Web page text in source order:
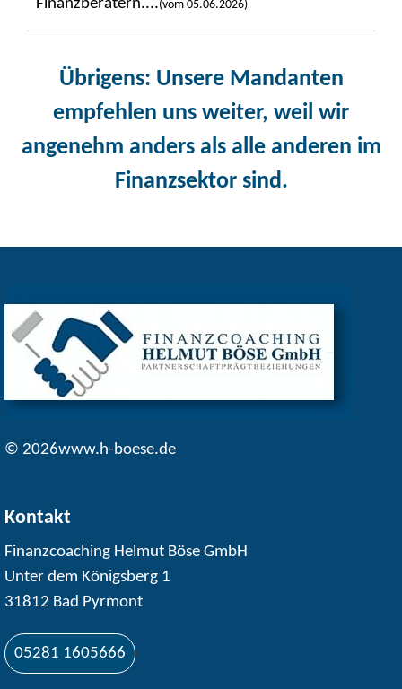
Finanzberatern....(vom 05.06.2026)
Übrigens: Unsere Mandanten
empfehlen uns weiter, weil wir
angenehm anders als alle anderen im
Finanzsektor sind.
© 2026www.h-boese.de
Kontakt
Finanzcoaching Helmut Böse GmbH
Unter dem Königsberg 1
31812 Bad Pyrmont
05281 1605666